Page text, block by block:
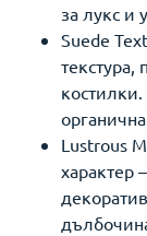
за лукс и
Suede
текстура,
Lustrous
характер